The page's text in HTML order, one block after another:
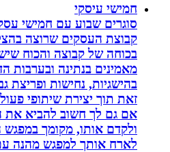
חמישי עיסקי
סוגרים שבוע עם חמישי עסקי
קבוצת העסקים שרוצה
בכוחה של קבוצה והכוח שיש
מאמינים בנתינה ובערבות
בהישגיות, נחישות ופריצת
זאת תוך יצירת שיתופי פעולה
אם גם לך חשוב להביא את העסק
ולקדם אותו, מקומך במפגש
לארח אותך למפגש מהנה עם